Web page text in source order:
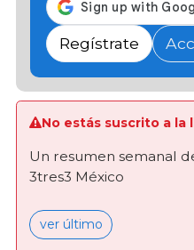
Regístrate
No estás suscrito a la
Un resumen semanal
3tres3 México
ver último